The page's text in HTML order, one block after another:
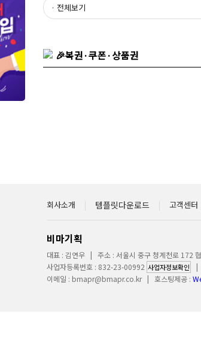
· 전체보기
🎉복권·쿠폰·상품권
회사소개 템플릿다운로드 고객센터
비마기획
대표 : 김연우 | 주소 : 서울시 중구 청계천로 172
사업자등록번호 : 832-23-00992 사업자정보확인
|
이메일 : bmapr@bmapr.co.kr| 호스팅제공 :